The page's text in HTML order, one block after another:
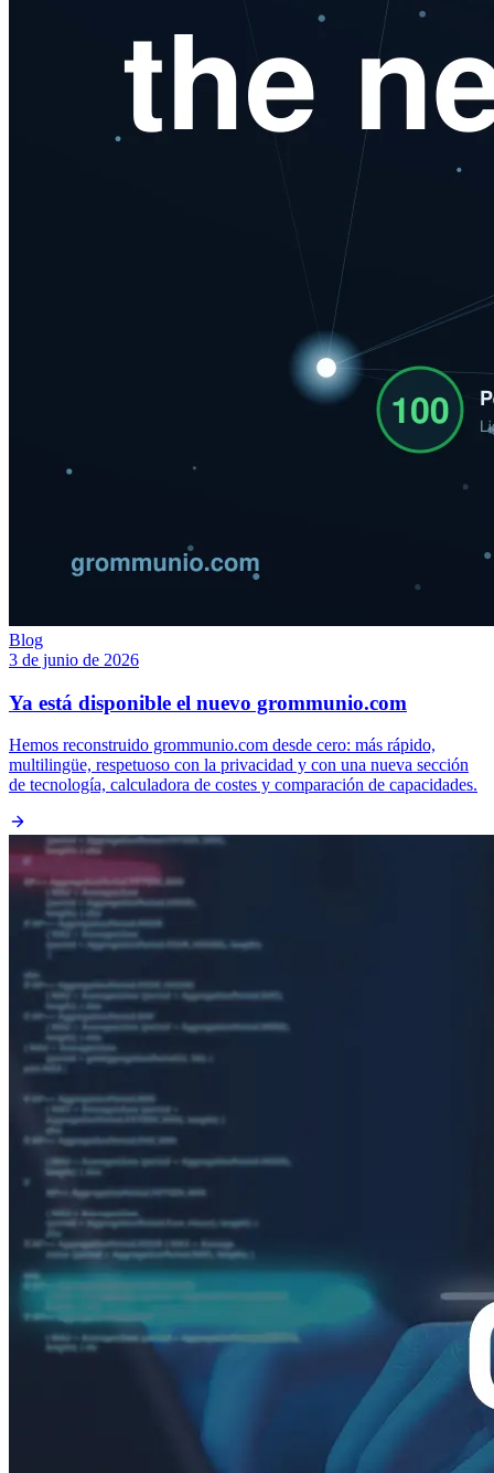
Blog
3 de junio de 2026
Ya está disponible el nuevo grommunio.com
Hemos reconstruido grommunio.com desde cero: más rápido,
multilingüe, respetuoso con la privacidad y con una nueva sección
de tecnología, calculadora de costes y comparación de capacidades.